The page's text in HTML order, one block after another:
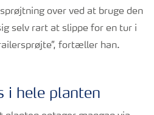
over ved at bruge den
selv rart at slippe for en tur i
fortæller han.
i hele planten